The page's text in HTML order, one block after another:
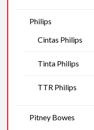
Philips
Cintas Philips
Tinta Philips
TTR Philips
Pitney Bowes